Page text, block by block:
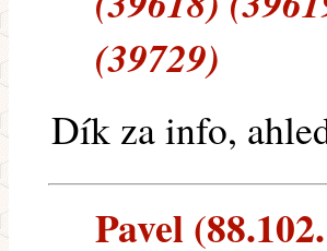
(39729)
Dík za info,
Pavel